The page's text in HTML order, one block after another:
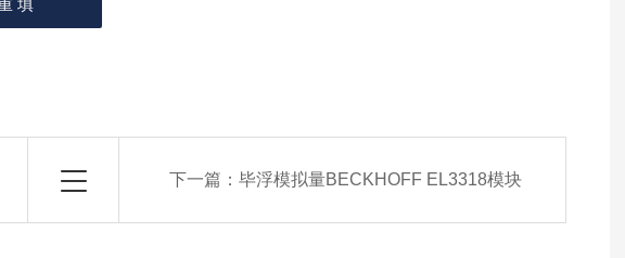
下一篇： 毕浮模拟量BECKHOFF EL3318模块